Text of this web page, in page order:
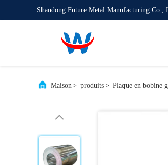
Shandong Future Metal Manufacturing Co.,
Maison> produits> Plaque en bobine